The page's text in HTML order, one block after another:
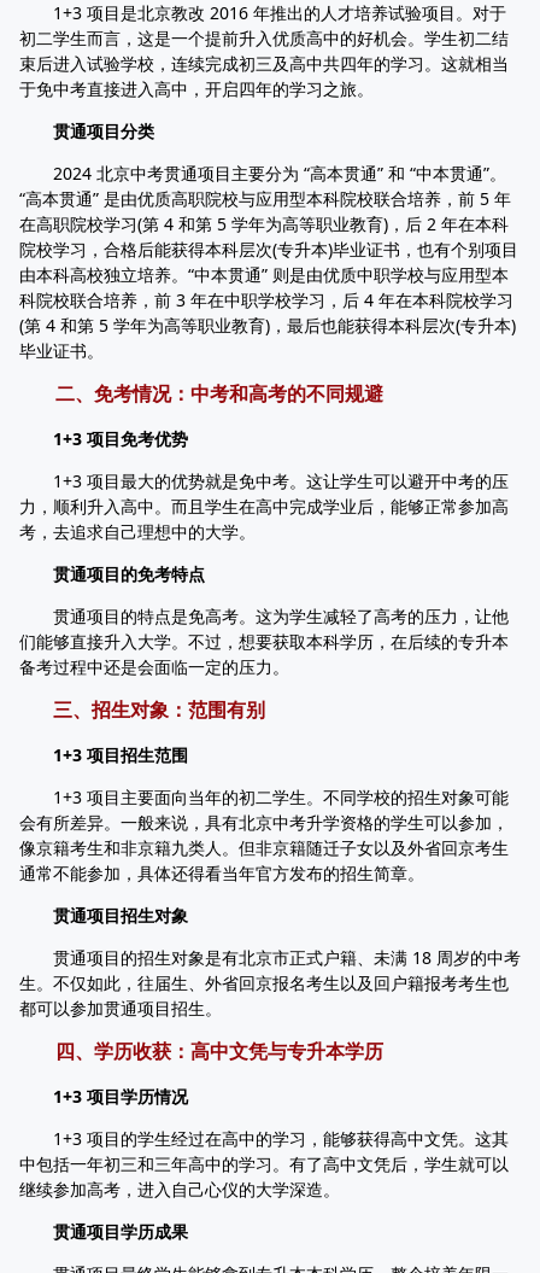
1+3 项目是北京教改 2016 年推出的人才培养试验项目。对于
初二学生而言，这是一个提前升入优质高中的好机会。学生初二结
束后进入试验学校，连续完成初三及高中共四年的学习。这就相当
于免中考直接进入高中，开启四年的学习之旅。
贯通项目分类
2024 北京中考贯通项目主要分为 “高本贯通” 和 “中本贯通”。
“高本贯通” 是由优质高职院校与应用型本科院校联合培养，前 5 年
在高职院校学习(第 4 和第 5 学年为高等职业教育)，后 2 年在本科
院校学习，合格后能获得本科层次(专升本)毕业证书，也有个别项目
由本科高校独立培养。“中本贯通” 则是由优质中职学校与应用型本
科院校联合培养，前 3 年在中职学校学习，后 4 年在本科院校学习
(第 4 和第 5 学年为高等职业教育)，最后也能获得本科层次(专升本)
毕业证书。
二、免考情况：中考和高考的不同规避
1+3 项目免考优势
1+3 项目最大的优势就是免中考。这让学生可以避开中考的压
力，顺利升入高中。而且学生在高中完成学业后，能够正常参加高
考，去追求自己理想中的大学。
贯通项目的免考特点
贯通项目的特点是免高考。这为学生减轻了高考的压力，让他
们能够直接升入大学。不过，想要获取本科学历，在后续的专升本
备考过程中还是会面临一定的压力。
三、招生对象：范围有别
1+3 项目招生范围
1+3 项目主要面向当年的初二学生。不同学校的招生对象可能
会有所差异。一般来说，具有北京中考升学资格的学生可以参加，
像京籍考生和非京籍九类人。但非京籍随迁子女以及外省回京考生
通常不能参加，具体还得看当年官方发布的招生简章。
贯通项目招生对象
贯通项目的招生对象是有北京市正式户籍、未满 18 周岁的中考
生。不仅如此，往届生、外省回京报名考生以及回户籍报考考生也
都可以参加贯通项目招生。
四、学历收获：高中文凭与专升本学历
1+3 项目学历情况
1+3 项目的学生经过在高中的学习，能够获得高中文凭。这其
中包括一年初三和三年高中的学习。有了高中文凭后，学生就可以
继续参加高考，进入自己心仪的大学深造。
贯通项目学历成果